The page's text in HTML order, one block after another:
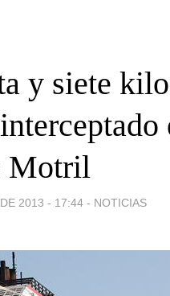
y siete
Motril
2013 - 17:44 - NOTICIAS